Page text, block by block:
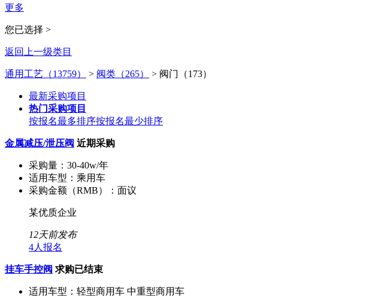
更多
您已选择 >
返回上一级类目
通用工艺（13759） > 阀类（265） > 阀门（173）
最新采购项目
热门采购项目
按报名最多排序按报名最少排序
金属减压/泄压阀 近期采购
采购量： 30-40w/年
适用车型： 乘用车
采购金额（RMB）： 面议
某优质企业
12天前发布
4人报名
挂车手控阀 求购已结束
适用车型： 轻型商用车 中重型商用车